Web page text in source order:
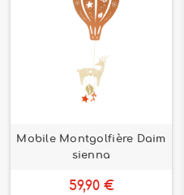
Mobile Montgolfière Daim
sienna
59,90 €